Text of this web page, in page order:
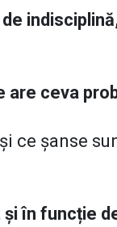
are ceva
ce șanse
în funcție